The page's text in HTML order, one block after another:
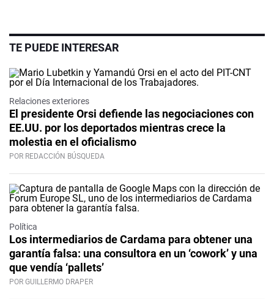
TE PUEDE INTERESAR
Relaciones exteriores
El presidente Orsi defiende las negociaciones con
EE.UU. por los deportados mientras crece la
molestia en el oficialismo
POR REDACCIÓN BÚSQUEDA
Política
Los intermediarios de Cardama para obtener una
garantía falsa: una consultora en un ‘cowork’ y una
que vendía ‘pallets’
POR GUILLERMO DRAPER